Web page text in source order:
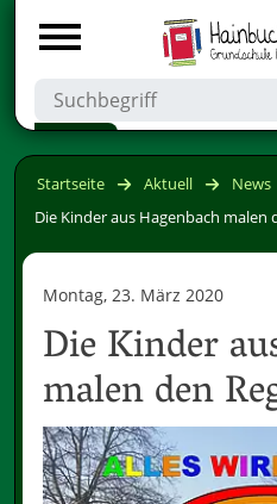
Startseite Aktuell
News
Die Kinder aus Hagenbach malen
Montag, 23. März 2020
Die Kinder
malen den